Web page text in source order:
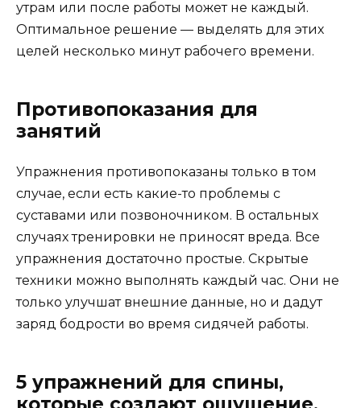
утрам или после работы может не каждый.
Оптимальное решение — выделять для этих
целей несколько минут рабочего времени.
Противопоказания для
занятий
Упражнения противопоказаны только в том
случае, если есть какие-то проблемы с
суставами или позвоночником. В остальных
случаях тренировки не приносят вреда. Все
упражнения достаточно простые. Скрытые
техники можно выполнять каждый час. Они не
только улучшат внешние данные, но и дадут
заряд бодрости во время сидячей работы.
5 упражнений для спины,